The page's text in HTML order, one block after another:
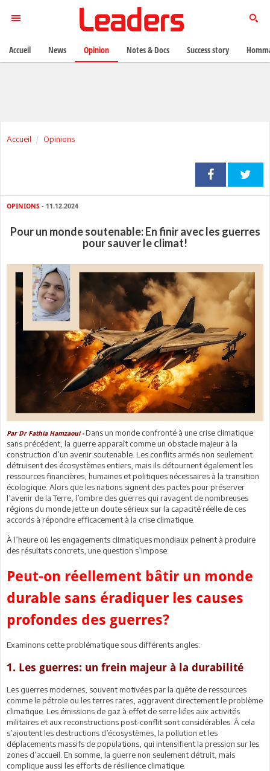
Accueil Opinions
OPINIONS - 11.12.2024
Pour un monde soutenable: En finir avec les guerres
pour sauver le climat!
Par Dr Fathia Hamzaoui -Dans un monde confronté à une crise climatique
sans précédent, la guerre apparaît comme un obstacle majeur à la
construction d’un avenir soutenable. Les conflits armés non seulement
détruisent des écosystèmes entiers, mais ils détournent également les
ressources financières, humaines et politiques nécessaires à la transition
écologique. Alors que les nations signent des pactes pour préserver
l’avenir de la Terre, l’ombre des guerres qui ravagent de nombreuses
régions du monde jette un doute sérieux sur la capacité réelle de ces
accords à répondre efficacement à la crise climatique.
À l’heure où les engagements climatiques mondiaux peinent à produire
des résultats concrets, une question s’impose:
Peut-on réellement bâtir un monde
durable sans éradiquer les causes
profondes des guerres?
Examinons cette problématique sous différents angles:
1. Les guerres: un frein majeur à la durabilité
Les guerres modernes, souvent motivées par la quête de ressources
comme le pétrole ou les terres rares, aggravent directement le problème
climatique. Les émissions de gaz à effet de serre liées aux activités
militaires et aux reconstructions post-conflit sont considérables. À cela
s’ajoutent les destructions d’écosystèmes, la pollution et les
déplacements massifs de populations, qui intensifient la pression sur les
zones d’accueil. En somme, la guerre non seulement détruit, mais
complique aussi les efforts de résilience climatique.
Accueil News Opinion Notes & Docs Success story